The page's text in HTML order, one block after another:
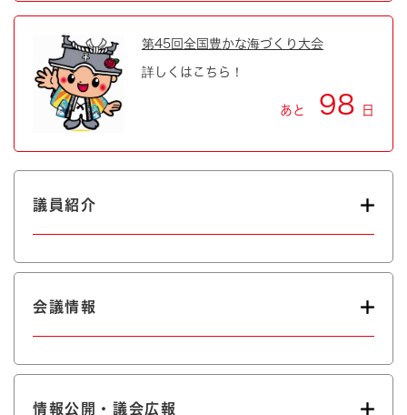
第45回全国豊かな海づくり大会
詳しくはこちら！
あと 98 日
議員紹介
会議情報
情報公開・議会広報